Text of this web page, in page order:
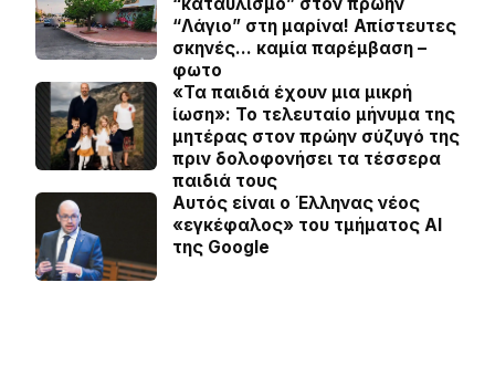
“καταυλισμό” στον πρώην
“Λάγιο” στη μαρίνα! Απίστευτες
σκηνές… καμία παρέμβαση –
φωτο
«Τα παιδιά έχουν μια μικρή
ίωση»: Το τελευταίο μήνυμα της
μητέρας στον πρώην σύζυγό της
πριν δολοφονήσει τα τέσσερα
παιδιά τους
Αυτός είναι ο Έλληνας νέος
«εγκέφαλος» του τμήματος AI
της Google